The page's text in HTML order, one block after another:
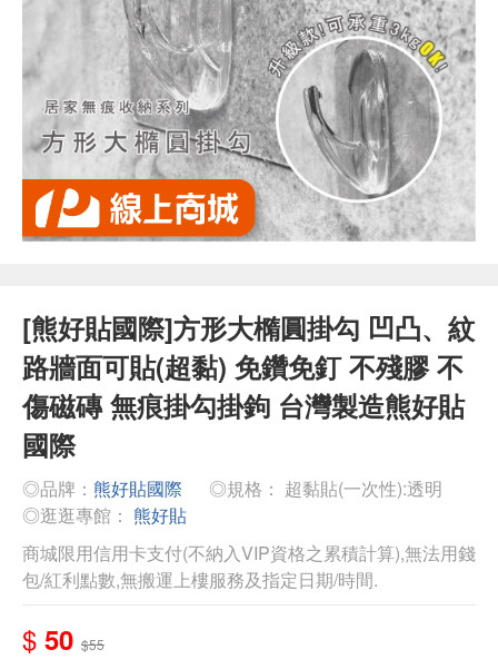
[熊好貼國際]方形大橢圓掛勾 凹凸、紋
路牆面可貼(超黏) 免鑽免釘 不殘膠 不
傷磁磚 無痕掛勾掛鉤 台灣製造熊好貼
國際
◎品牌： 熊好貼國際
◎規格： 超黏貼(一次性):透明
◎逛逛專館： 熊好貼
商城限用信用卡支付(不納入VIP資格之累積計算),無法用錢
包/紅利點數,無搬運上樓服務及指定日期/時間.
$ 50 $55